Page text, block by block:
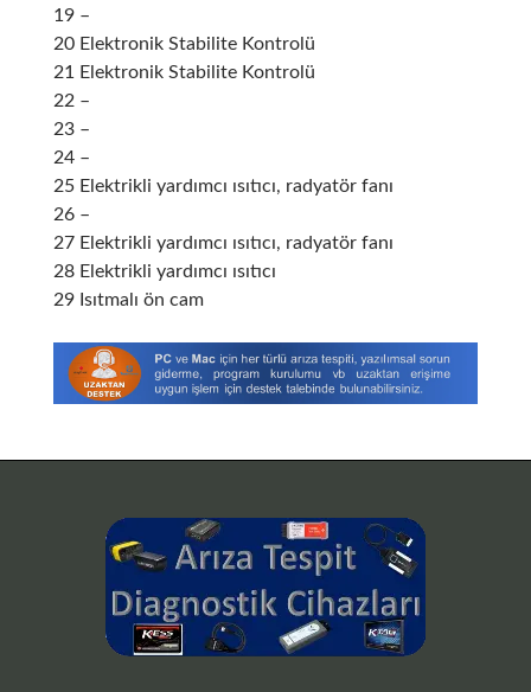
19 –
20 Elektronik Stabilite Kontrolü
21
Elektronik Stabilite Kontrolü
22 –
23 –
24 –
25 Elektrikli yardımcı ısıtıcı, radyatör fanı
26 –
27 Elektrikli yardımcı ısıtıcı, radyatör fanı
28 Elektrikli yardımcı ısıtıcı
29 Isıtmalı ön cam